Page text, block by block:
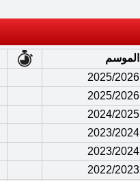
الموسم
2025/2026
2025/2026
2024/2025
2023/2024
2023/2024
2022/2023